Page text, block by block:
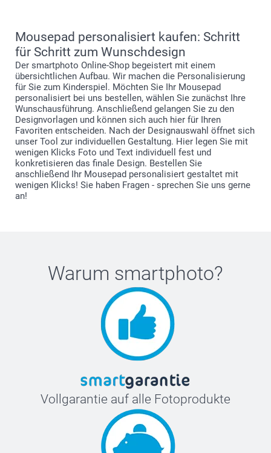
Mousepad personalisiert kaufen: Schritt
für Schritt zum Wunschdesign
Der smartphoto Online-Shop begeistert mit einem
übersichtlichen Aufbau. Wir machen die Personalisierung
für Sie zum Kinderspiel. Möchten Sie Ihr Mousepad
personalisiert bei uns bestellen, wählen Sie zunächst Ihre
Wunschausführung. Anschließend gelangen Sie zu den
Designvorlagen und können sich auch hier für Ihren
Favoriten entscheiden. Nach der Designauswahl öffnet sich
unser Tool zur individuellen Gestaltung. Hier legen Sie mit
wenigen Klicks Foto und Text individuell fest und
konkretisieren das finale Design. Bestellen Sie
anschließend Ihr Mousepad personalisiert gestaltet mit
wenigen Klicks! Sie haben Fragen - sprechen Sie uns gerne
an!
Warum smartphoto?
Vollgarantie auf alle Fotoprodukte